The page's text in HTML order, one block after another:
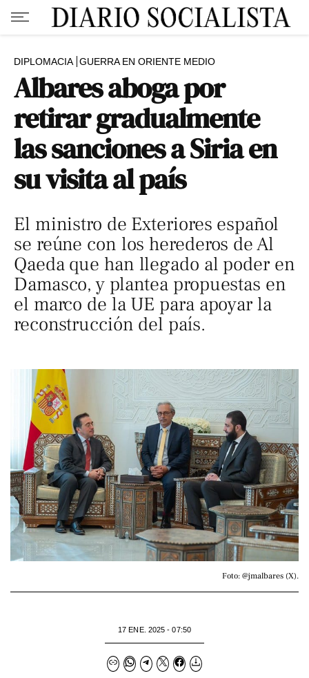
DIPLOMACIA GUERRA EN ORIENTE MEDIO
Albares aboga por
retirar gradualmente
las sanciones a Siria en
su visita al país
El ministro de Exteriores español
se reúne con los herederos de Al
Qaeda que han llegado al poder en
Damasco, y plantea propuestas en
el marco de la UE para apoyar la
reconstrucción del país.
Foto: @jmalbares (X).
17 ENE. 2025 - 07:50